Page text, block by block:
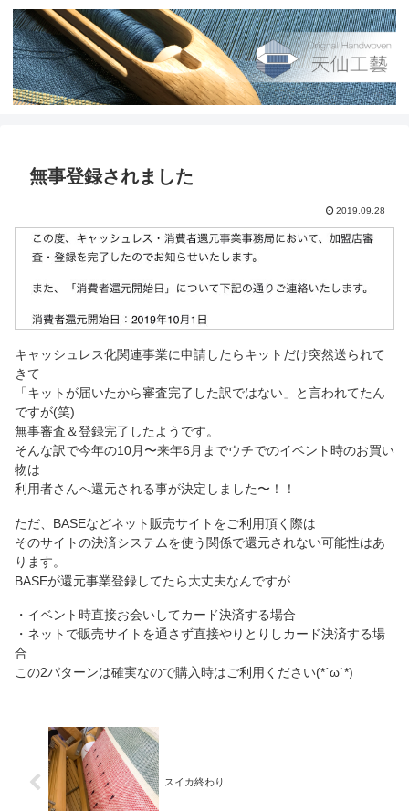
無事登録されました
2019.09.28
キャッシュレス化関連事業に申請したらキットだけ突然送られて
きて
「キットが届いたから審査完了した訳ではない」と言われてたん
ですが(笑)
無事審査＆登録完了したようです。
そんな訳で今年の10月〜来年6月までウチでのイベント時のお買い
物は
利用者さんへ還元される事が決定しました〜！！
ただ、BASEなどネット販売サイトをご利用頂く際は
そのサイトの決済システムを使う関係で還元されない可能性はあ
ります。
BASEが還元事業登録してたら大丈夫なんですが…
・イベント時直接お会いしてカード決済する場合
・ネットで販売サイトを通さず直接やりとりしカード決済する場
合
この2パターンは確実なので購入時はご利用ください(*´ω`*)
スイカ終わり